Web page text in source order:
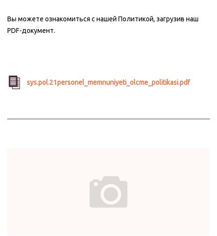
Вы можете ознакомиться с нашей Политикой, загрузив наш
PDF-документ.
sys.pol.21personel_memnuniyeti_olcme_politikasi.pdf